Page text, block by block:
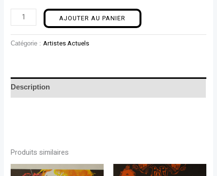
AJOUTER AU PANIER
Catégorie :Artistes Actuels
Description
Produits similaires